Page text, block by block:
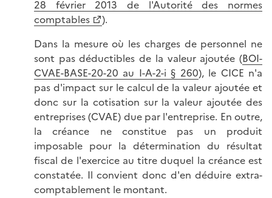
28 février 2013 de l'Autorité des normes
comptables
).
Dans la mesure où les charges de personnel ne
sont pas déductibles de la valeur ajoutée (BOI-
CVAE-BASE-20-20 au I-A-2-i § 260), le CICE n'a
pas d'impact sur le calcul de la valeur ajoutée et
donc sur la cotisation sur la valeur ajoutée des
entreprises (CVAE) due par l'entreprise. En outre,
la créance ne constitue pas un produit
imposable pour la détermination du résultat
fiscal de l'exercice au titre duquel la créance est
constatée. Il convient donc d'en déduire extra-
comptablement le montant.